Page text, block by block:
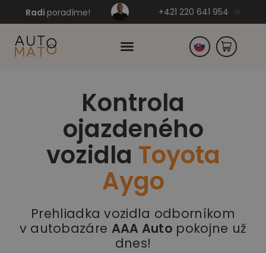
Radi poradíme! +421 220 641 954
Kontrola
ojazdeného
vozidla Toyota
Aygo
Prehliadka vozidla odborníkom
v autobazáre AAA Auto pokojne už
dnes!